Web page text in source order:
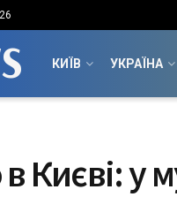
КИЇВ УКРАЇНА
Києві: у